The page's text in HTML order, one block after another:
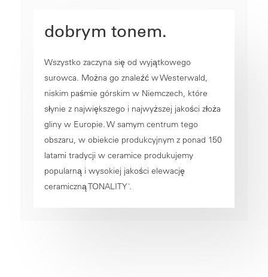
dobrym tonem.
Wszystko zaczyna się od wyjątkowego
surowca. Można go znaleźć w Westerwald,
niskim paśmie górskim w Niemczech, które
słynie z największego i najwyższej jakości złoża
gliny w Europie. W samym centrum tego
obszaru, w obiekcie produkcyjnym z ponad 150
latami tradycji w ceramice produkujemy
popularną i wysokiej jakości elewację
ceramiczną TONALITY®.